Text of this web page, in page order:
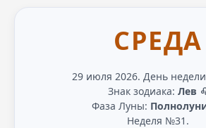
СРЕДА
29 июля 2026. День
Знак зодиака: Лев
Фаза Луны:
Неделя №31.